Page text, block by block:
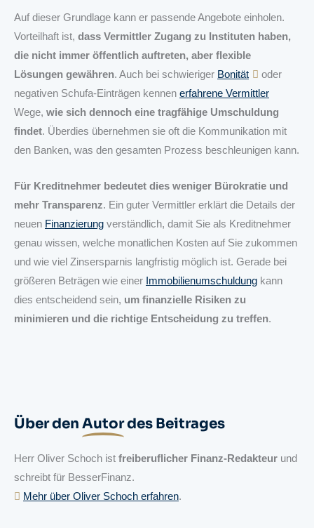
Auf dieser Grundlage kann er passende Angebote einholen.
Vorteilhaft ist, dass Vermittler Zugang zu Instituten haben,
die nicht immer öffentlich auftreten, aber flexible
Lösungen gewähren. Auch bei schwieriger Bonität
oder
negativen Schufa-Einträgen kennen erfahrene Vermittler
Wege, wie sich dennoch eine tragfähige Umschuldung
findet. Überdies übernehmen sie oft die Kommunikation mit
den Banken, was den gesamten Prozess beschleunigen kann.
Für Kreditnehmer bedeutet dies weniger Bürokratie und
mehr Transparenz. Ein guter Vermittler erklärt die Details der
neuen Finanzierung verständlich, damit Sie als Kreditnehmer
genau wissen, welche monatlichen Kosten auf Sie zukommen
und wie viel Zinsersparnis langfristig möglich ist. Gerade bei
größeren Beträgen wie einer Immobilienumschuldung kann
dies entscheidend sein, um finanzielle Risiken zu
minimieren und die richtige Entscheidung zu treffen.
Über den Autordes Beitrages
Herr Oliver Schoch ist freiberuflicher Finanz-Redakteur und
schreibt für BesserFinanz.
Mehr über Oliver Schoch erfahren.